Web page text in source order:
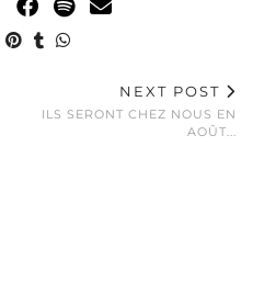
NEXT POST
ILS SERONT CHEZ NOUS EN
AOÛT...